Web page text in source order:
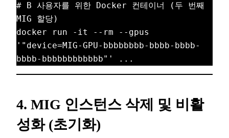
# B 사용자를 위한 Docker 컨테이너 (두 번째
MIG 할당)
docker run -it --rm --gpus
'"device=MIG-GPU-bbbbbbbb-bbbb-bbbb-
bbbb-bbbbbbbbbbbb"' ...
4. MIG 인스턴스 삭제 및 비활
성화 (초기화)